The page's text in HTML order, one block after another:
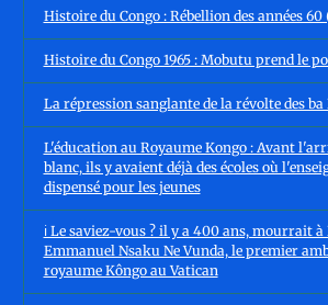
Histoire du Congo : Rébellion des années 60
Histoire du Congo 1965 : Mobutu prend le
La répression sanglante de la révolte des ba
L'éducation au Royaume Kongo : Avant
blanc, ils y avaient déjà des écoles où
dispensé pour les jeunes
ℹ️ Le saviez-vous ? il y a 400 ans, mourrait
Emmanuel Nsaku Ne Vunda, le premier
royaume Kôngo au Vatican